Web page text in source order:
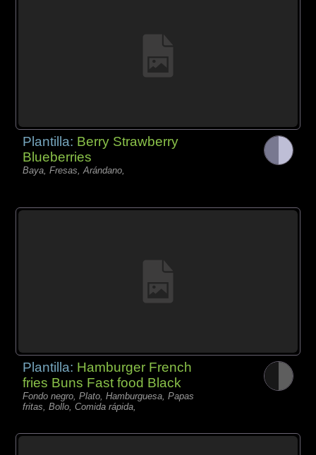
Plantilla: Berry Strawberry
Blueberries
Baya, Fresas, Arándano,
Plantilla: Hamburger French
fries Buns Fast food Black
Fondo negro, Plato, Hamburguesa, Papas
fritas, Bollo, Comida rápida,